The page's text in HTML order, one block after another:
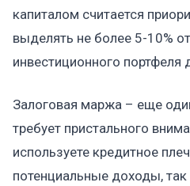
капиталом считается
выделять не более 5-10%
инвестиционного портфеля
Залоговая маржа – еще
требует пристального
используете кредитное
потенциальные доходы,